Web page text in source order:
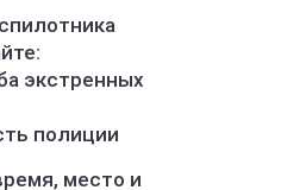
экстренных
полиции
место и